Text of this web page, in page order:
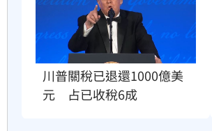
川普關稅已退還1000億美
元　占已收稅6成